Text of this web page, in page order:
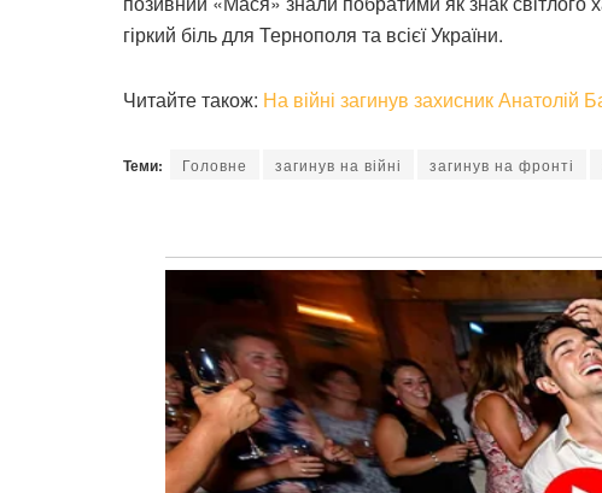
гіркий біль для Тернополя та всієї України.
Читайте також: На війні загинув захисник Анатолій
Теми: Головне загинув на війні загинув на фронті